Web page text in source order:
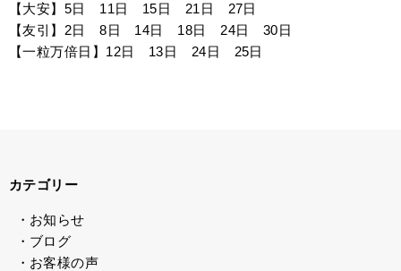
【大安】5日 11日 15日 21日 27日
【友引】2日 8日 14日 18日 24日 30日
【一粒万倍日】12日 13日 24日 25日
カテゴリー
・お知らせ
・ブログ
・お客様の声